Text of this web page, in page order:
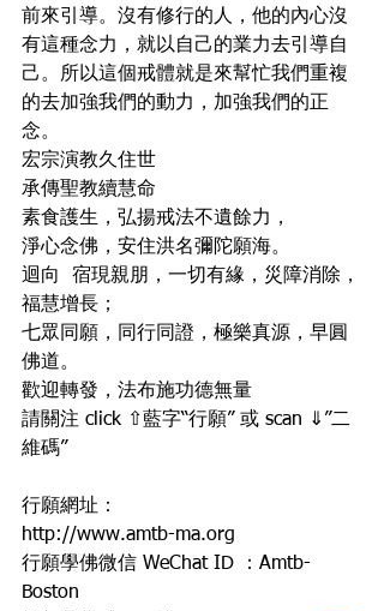
前來引導。沒有修行的人，他的內心沒
有這種念力，就以自己的業力去引導自
己。所以這個戒體就是來幫忙我們重複
的去加強我們的動力，加強我們的正
念。
宏宗演教久住世
承傳聖教續慧命
素食護生，弘揚戒法不遺餘力，
淨心念佛，安住洪名彌陀願海。
迴向  宿現親朋，一切有緣，災障消除，
福慧增長；
七眾同願，同行同證，極樂真源，早圓
佛道。
歡迎轉發，法布施功德無量
請關注 click ⇧藍字“行願” 或 scan ⇓”二
維碼”
行願網址：
http://www.amtb-ma.org
行願學佛微信 WeChat ID ：Amtb-
Boston